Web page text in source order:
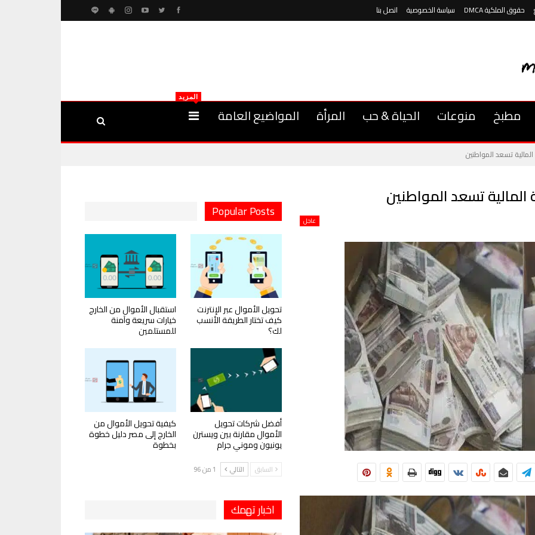
حقوق الملكية DMCA سياسة الخصوصية اتصل بنا
مطبخ منوعات الحياة & حب المرأة المواضيع العامة
المزيد
عاجل Popular Posts
تحويل الأموال عبر الإنترنت
كيف تختار الطريقة الأنسب
لك؟
استقبال الأموال من الخارج
خيارات سريعة وآمنة
للمستلمين
أفضل شركات تحويل
الأموال مقارنة بين ويسترن
يونيون وموني جرام
كيفية تحويل الأموال من
الخارج إلى مصر دليل خطوة
بخطوة
السابق التالي 1 من 96
اخبار تهمك